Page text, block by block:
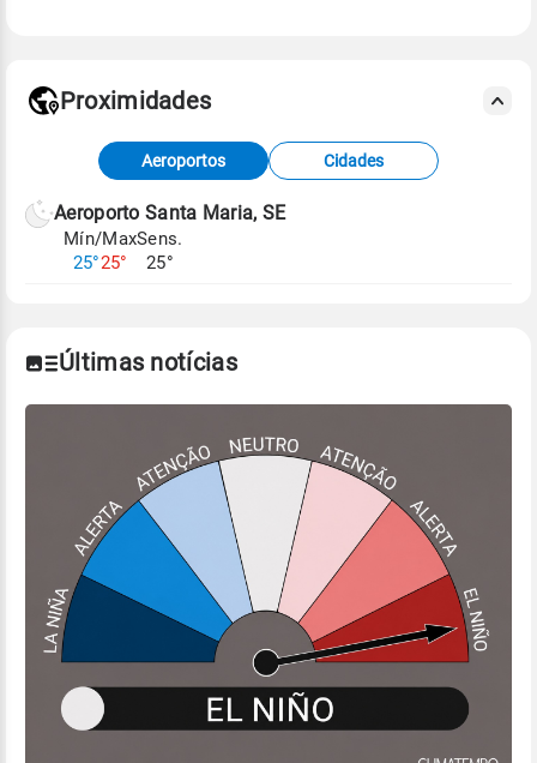
Fonte: dados combinados de estações
meteorológicas e satélite do Centro de Previsão
de Tempo e Estudos Climáticos (CPTEC).
Para obter mais informações sobre os dados
Proximidades
Aeroportos Cidades
Aeroporto Santa Maria, SE
Mín/Max
25°25°
Sens.
25°
Últimas notícias